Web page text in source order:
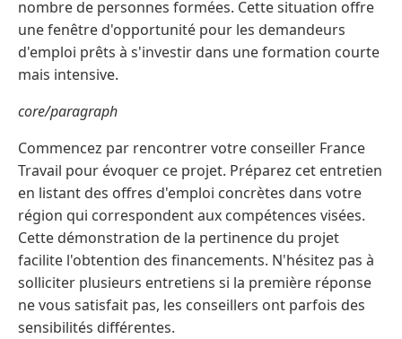
nombre de personnes formées. Cette situation offre
une fenêtre d'opportunité pour les demandeurs
d'emploi prêts à s'investir dans une formation courte
mais intensive.
core/paragraph
Commencez par rencontrer votre conseiller France
Travail pour évoquer ce projet. Préparez cet entretien
en listant des offres d'emploi concrètes dans votre
région qui correspondent aux compétences visées.
Cette démonstration de la pertinence du projet
facilite l'obtention des financements. N'hésitez pas à
solliciter plusieurs entretiens si la première réponse
ne vous satisfait pas, les conseillers ont parfois des
sensibilités différentes.